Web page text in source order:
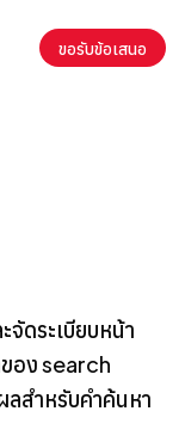
ขอรับข้อเสนอ
ดระเบียบหน้า
อง search
ลสำหรับคำค้นหา